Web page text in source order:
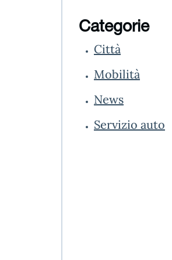
Categorie
Città
Mobilità
News
Servizio auto